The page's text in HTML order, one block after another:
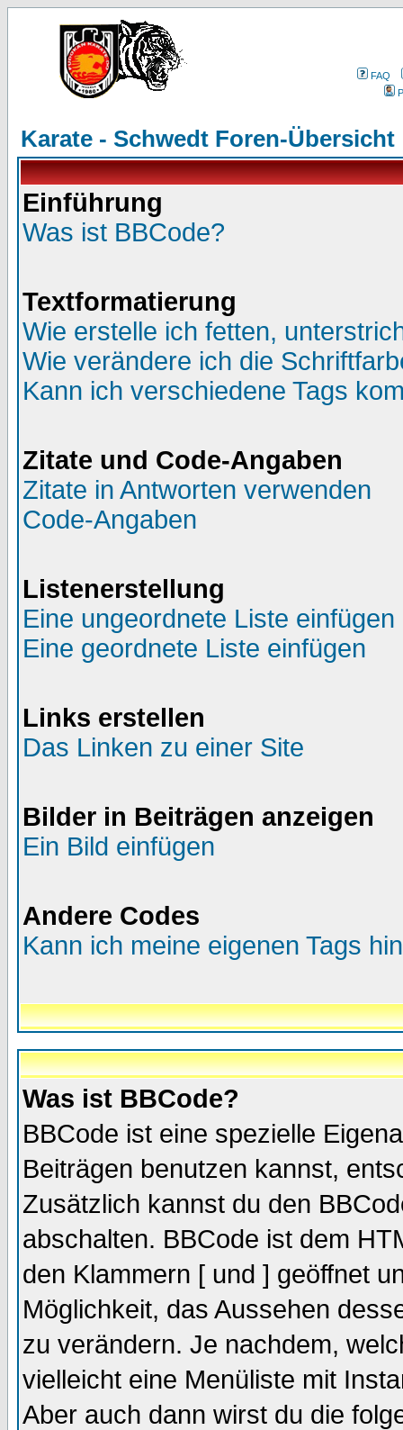
FAQ
Karate - Schwedt Foren-Übersicht
Einführung
Was ist BBCode?
Textformatierung
Wie erstelle ich fetten,
Wie verändere ich die
Kann ich verschiedene Tags
Zitate und Code-Angaben
Zitate in Antworten verwenden
Code-Angaben
Listenerstellung
Eine ungeordnete Liste einfügen
Eine geordnete Liste einfügen
Links erstellen
Das Linken zu einer Site
Bilder in Beiträgen anzeigen
Ein Bild einfügen
Andere Codes
Kann ich meine eigenen Tags
Was ist BBCode?
BBCode ist eine spezielle
Beiträgen benutzen kannst,
Zusätzlich kannst du den
abschalten. BBCode ist dem
den Klammern [ und ] geöffnet
Möglichkeit, das Aussehen
zu verändern. Je nachdem,
vielleicht eine Menüliste mit
Aber auch dann wirst du die